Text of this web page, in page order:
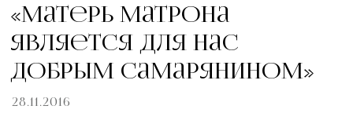
«Матерь Матрона
является для нас
добрым самарянином»
28.11.2016